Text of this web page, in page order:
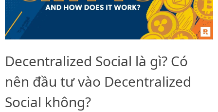
Decentralized Social là gì? Có
nên đầu tư vào Decentralized
Social không?